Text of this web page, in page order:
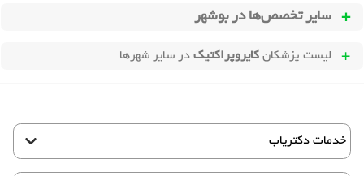
سایر تخصص‌ها دربوشهر
لیست پزشکان کایروپراکتیک در سایر شهرها
خدمات دکتریاب